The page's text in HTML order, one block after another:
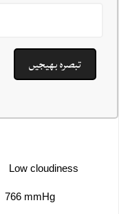
Low cloudiness
766 mmHg